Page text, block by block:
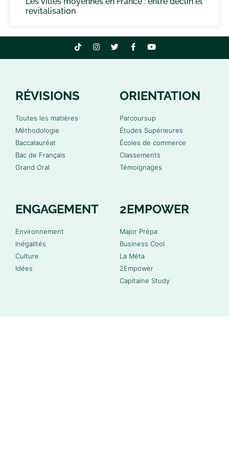
revitalisation
RÉVISIONS
Toutes les matières
Méthodologie
Baccalauréat
Bac de Français
Grand Oral
ORIENTATION
Parcoursup
Études Supérieures
Écoles de commerce
Classements
Témoignages
ENGAGEMENT
Environnement
Inégalités
Culture
Idées
2EMPOWER
Major Prépa
Business Cool
La Méta
2Empower
Capitaine Study